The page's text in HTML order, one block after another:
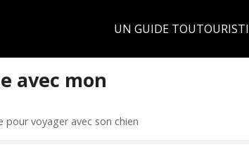
UN GUIDE
avec mon
pour voyager avec son chien